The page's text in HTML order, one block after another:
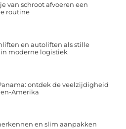
van schroot afvoeren een
routine
en autoliften als stille
moderne logistiek
ontdek de veelzijdigheid
Amerika
en slim aanpakken